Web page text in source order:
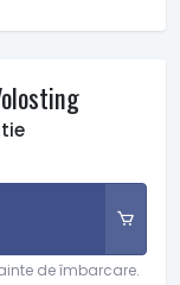
de îmbarcare.